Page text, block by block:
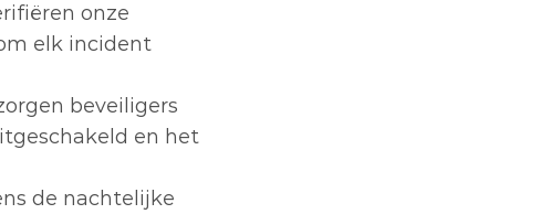
onze
elk incident
beveiligers
en het
de nachtelijke